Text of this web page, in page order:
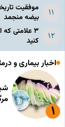
موفقیت
بیضه منجمد
۳ علامتی
کنید
اخبار بیماری و